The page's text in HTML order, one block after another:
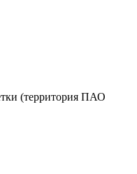
(территория ПАО